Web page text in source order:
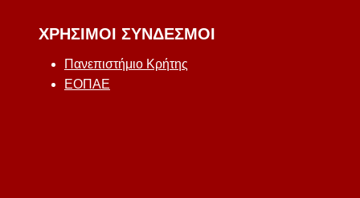
ΧΡΉΣΙΜΟΙ ΣΎΝΔΕΣΜΟΙ
Πανεπιστήμιο Κρήτης
ΕΟΠΑΕ